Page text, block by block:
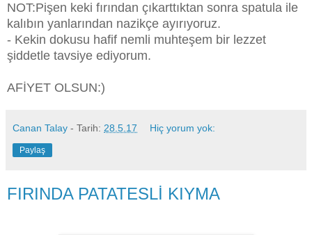
NOT:Pişen keki fırından çıkarttıktan sonra spatula ile
kalıbın yanlarından nazikçe ayırıyoruz.
- Kekin dokusu hafif nemli muhteşem bir lezzet
şiddetle tavsiye ediyorum.
AFİYET OLSUN:)
Canan Talay - Tarih: 28.5.17 Hiç yorum yok:
Paylaş
FIRINDA PATATESLİ KIYMA